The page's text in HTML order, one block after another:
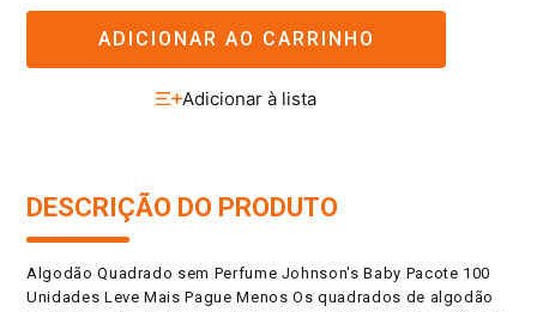
ADICIONAR AO CARRINHO
DESCRIÇÃO DO PRODUTO
Algodão Quadrado sem Perfume Johnson's Baby Pacote 100
Unidades Leve Mais Pague Menos Os quadrados de algodão